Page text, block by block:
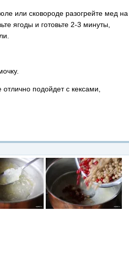
или сковороде разогрейте мед на
ягоды и готовьте 2-3 минуты,
подойдет с кексами,